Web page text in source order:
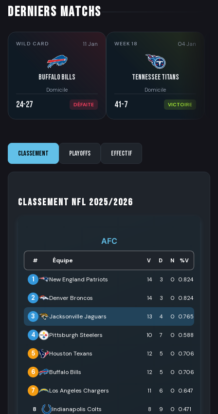
DERNIERS MATCHS
WILD CARD 11 Jan
Buffalo Bills
Domicile
24-27 DÉFAITE
WEEK 18 04 Jan
Tennessee Titans
Domicile
41-7 VICTOIRE
Classement Playoffs Effectif
Classement NFL 2025/2026
AFC
# Équipe V D N %V
1 New England Patriots 14 3 0 0.824
2 Denver Broncos 14 3 0 0.824
3 Jacksonville Jaguars 13 4 0 0.765
4 Pittsburgh Steelers 10 7 0 0.588
5 Houston Texans 12 5 0 0.706
6 Buffalo Bills 12 5 0 0.706
7 Los Angeles Chargers 11 6 0 0.647
8 Indianapolis Colts 8 9 0 0.471